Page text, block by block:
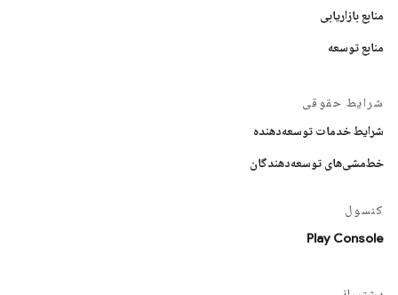
منابع بازاریابی
منابع توسعه
شرایط حقوقی
شرایط خدمات توسعه‌دهنده
خط‌مشی‌های توسعه‌دهندگان
کنسول
Play Console